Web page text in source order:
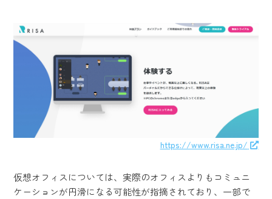
https://www.risa.ne.jp/
仮想オフィスについては、実際のオフィスよりもコミュニ
ケーションが円滑になる可能性が指摘されており、一部で